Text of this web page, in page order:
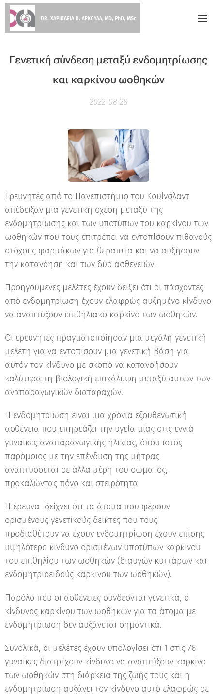
DR. ΧΑΡΙΚΛΕΙΑ Β. ΑΡΚΟΥΔΑ, MD, PhD, MSc
Γενετική σύνδεση μεταξύ ενδομητρίωσης
και καρκίνου ωοθηκών
2022-08-28
Ερευνητές από το Πανεπιστήμιο του Κουίνσλαντ
απέδειξαν μια γενετική σχέση μεταξύ της
ενδομητρίωσης και των υποτύπων του καρκίνου των
ωοθηκών που τους επιτρέπει να εντοπίσουν πιθανούς
στόχους φαρμάκων για θεραπεία και να αυξήσουν
την κατανόηση και των δύο ασθενειών.
Προηγούμενες μελέτες έχουν δείξει ότι οι πάσχοντες
από ενδομητρίωση έχουν ελαφρώς αυξημένο κίνδυνο
να αναπτύξουν επιθηλιακό καρκίνο των ωοθηκών.
Οι ερευνητές πραγματοποίησαν μια μεγάλη γενετική
μελέτη για να εντοπίσουν μια γενετική βάση για
αυτόν τον κίνδυνο με σκοπό να κατανοήσουν
καλύτερα τη βιολογική επικάλυψη μεταξύ αυτών των
αναπαραγωγικών διαταραχών.
Η ενδομητρίωση είναι μια χρόνια εξουθενωτική
ασθένεια που επηρεάζει την υγεία μίας στις εννιά
γυναίκες αναπαραγωγικής ηλικίας, όπου ιστός
παρόμοιος με την επένδυση της μήτρας
αναπτύσσεται σε άλλα μέρη του σώματος,
προκαλώντας πόνο και στειρότητα.
Η έρευνα δείχνει ότι τα άτομα που φέρουν
ορισμένους γενετικούς δείκτες που τους
προδιαθέτουν να έχουν ενδομητρίωση έχουν επίσης
υψηλότερο κίνδυνο ορισμένων υποτύπων καρκίνου
του επιθηλίου των ωοθηκών (διαυγών κυττάρων και
ενδομητριοειδούς καρκίνου των ωοθηκών).
Παρόλο που οι ασθένειες συνδέονται γενετικά, ο
κίνδυνος καρκίνου των ωοθηκών για τα άτομα με
ενδομητρίωση δεν αυξάνεται σημαντικά.
Συνολικά, οι μελέτες έχουν υπολογίσει ότι 1 στις 76
γυναίκες διατρέχουν κίνδυνο να αναπτύξουν καρκίνο
των ωοθηκών στη διάρκεια της ζωής τους και η
ενδομητρίωση αυξάνει τον κίνδυνο αυτό ελαφρώς σε